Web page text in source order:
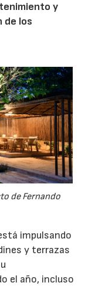
y
de los
de Fernando
impulsando
y terrazas
el año, incluso